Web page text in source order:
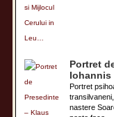
Portret
Iohannis
Portret
nastere